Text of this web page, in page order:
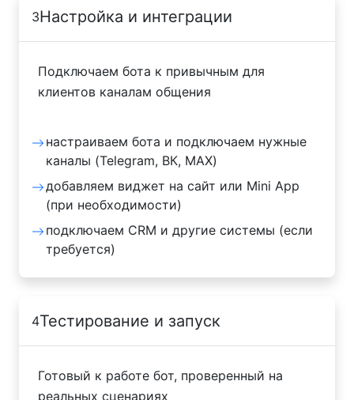
3Настройка и интеграции
Подключаем бота к привычным для
клиентов каналам общения
настраиваем бота и подключаем нужные
каналы (Telegram, ВК, MAX)
добавляем виджет на сайт или Mini App
(при необходимости)
подключаем CRM и другие системы (если
требуется)
4Тестирование и запуск
Готовый к работе бот, проверенный на
реальных сценариях